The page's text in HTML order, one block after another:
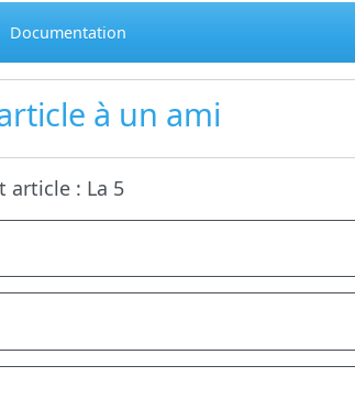
Documentation
à un ami
article : La 5